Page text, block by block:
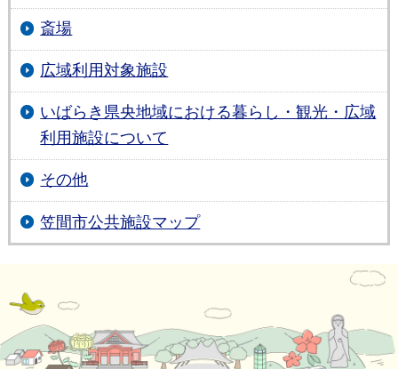
斎場
広域利用対象施設
いばらき県央地域における暮らし・観光・広域
利用施設について
その他
笠間市公共施設マップ